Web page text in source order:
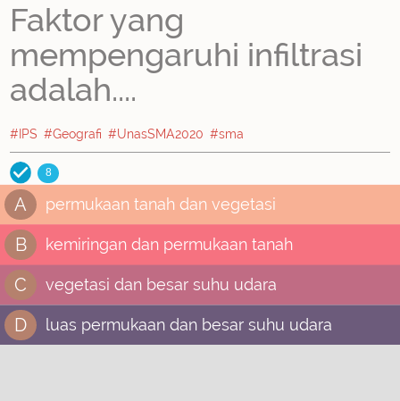
Faktor yang
mempengaruhi infiltrasi
adalah....
#IPS #Geografi #UnasSMA2020 #sma
8
A permukaan tanah dan vegetasi
B kemiringan dan permukaan tanah
C vegetasi dan besar suhu udara
D luas permukaan dan besar suhu udara